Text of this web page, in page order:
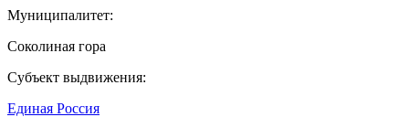
Муниципалитет:
Соколиная гора
Субъект выдвижения:
Единая Россия